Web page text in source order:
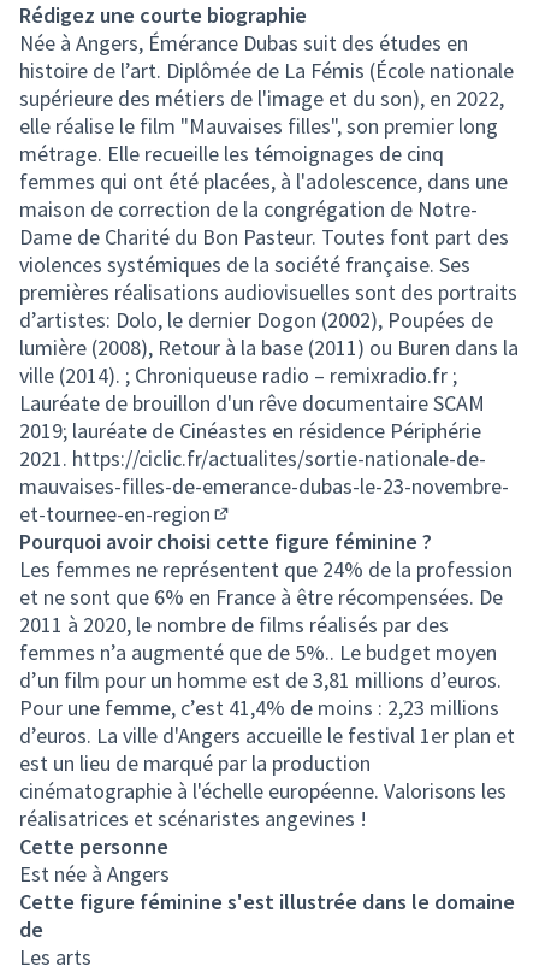
Rédigez une courte biographie
Née à Angers, Émérance Dubas suit des études en
histoire de l’art. Diplômée de La Fémis (École nationale
supérieure des métiers de l'image et du son), en 2022,
elle réalise le film "Mauvaises filles", son premier long
métrage. Elle recueille les témoignages de cinq
femmes qui ont été placées, à l'adolescence, dans une
maison de correction de la congrégation de Notre-
Dame de Charité du Bon Pasteur. Toutes font part des
violences systémiques de la société française. Ses
premières réalisations audiovisuelles sont des portraits
d’artistes: Dolo, le dernier Dogon (2002), Poupées de
lumière (2008), Retour à la base (2011) ou Buren dans la
ville (2014) . ; Chroniqueuse radio – remixradio.fr ;
Lauréate de brouillon d'un rêve documentaire SCAM
2019; lauréate de Cinéastes en résidence Périphérie
2021. https://ciclic.fr/actualites/sortie-nationale-de-
mauvaises-filles-de-emerance-dubas-le-23-novembre-
et-tournee-en-region
(Lien externe)
Pourquoi avoir choisi cette figure féminine ?
Les femmes ne représentent que 24% de la profession
et ne sont que 6% en France à être récompensées. De
2011 à 2020, le nombre de films réalisés par des
femmes n’a augmenté que de 5%.. Le budget moyen
d’un film pour un homme est de 3,81 millions d’euros.
Pour une femme, c’est 41,4% de moins : 2,23 millions
d’euros. La ville d'Angers accueille le festival 1er plan et
est un lieu de marqué par la production
cinématographie à l'échelle européenne. Valorisons les
réalisatrices et scénaristes angevines !
Cette personne
Est née à Angers
Cette figure féminine s'est illustrée dans le domaine
de
Les arts